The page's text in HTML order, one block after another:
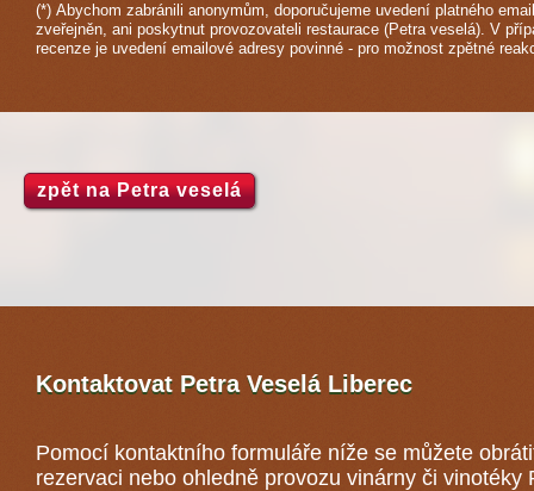
(*) Abychom zabránili anonymům, doporučujeme uvedení platného
zveřejněn, ani poskytnut provozovateli restaurace (Petra veselá). V
recenze je uvedení emailové adresy povinné - pro možnost zpětné
zpět na Petra veselá
Kontaktovat Petra Veselá Liberec
Pomocí kontaktního formuláře níže se můžete
rezervaci nebo ohledně provozu vinárny či vinotéky